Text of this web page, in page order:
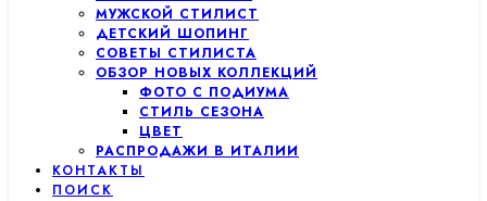
МУЖСКОЙ СТИЛИСТ
ДЕТСКИЙ ШОПИНГ
СОВЕТЫ СТИЛИСТА
ОБЗОР НОВЫХ КОЛЛЕКЦИЙ
ФОТО С ПОДИУМА
СТИЛЬ СЕЗОНА
ЦВЕТ
РАСПРОДАЖИ В ИТАЛИИ
КОНТАКТЫ
ПОИСК